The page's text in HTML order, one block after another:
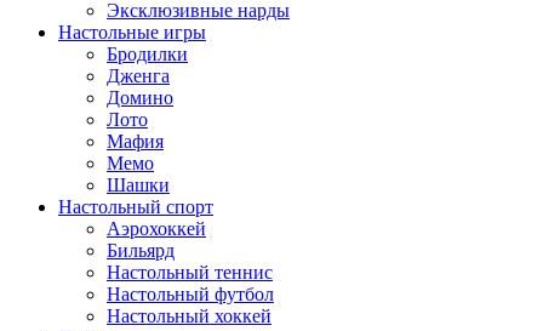
Эксклюзивные нарды
Настольные игры
Бродилки
Дженга
Домино
Лото
Мафия
Мемо
Шашки
Настольный спорт
Аэрохоккей
Бильярд
Настольный теннис
Настольный футбол
Настольный хоккей